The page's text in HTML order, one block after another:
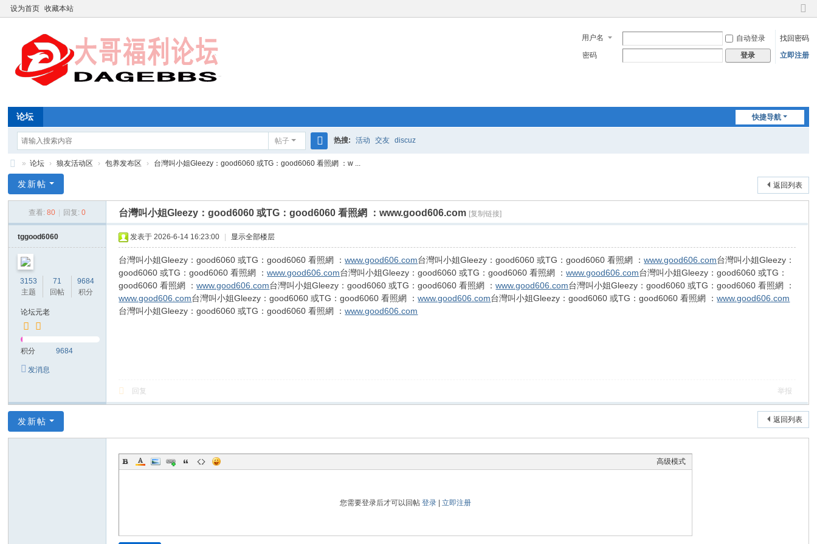
设为首页 收藏本站
切
到
窄
用户名 自动登录
找回密码
密码
登录 立即注册
快捷导航
论坛
帖子
搜
热搜: 活动 交友 discuz
利
坛
» 论坛 › 狼友活动区 › 包养发布区 › 台灣叫小姐Gleezy：good6060 或TG：good6060 看照網 ：w ...
返回列表
发新帖
查看: 80 回复: 0 台灣叫小姐Gleezy：good6060 或TG：good6060 看照網 ：www.good606.com [复制链接]
tggood6060
3153
主题
71
回帖
9684
积分
论坛元老
积分 9684
发消息
发表于 2026-6-14 16:23:00 显示全部楼层
台灣叫小姐Gleezy：good6060 或TG：good6060 看照網 ：www.good606.com台灣叫小姐Gleezy：good6060 或TG：good6060 看照網 ：www.good606.com台灣叫小姐Gleezy：
good6060 或TG：good6060 看照網 ：www.good606.com台灣叫小姐Gleezy：good6060 或TG：good6060 看照網 ：www.good606.com台灣叫小姐Gleezy：good6060 或TG：
good6060 看照網 ：www.good606.com台灣叫小姐Gleezy：good6060 或TG：good6060 看照網 ：www.good606.com台灣叫小姐Gleezy：good6060 或TG：good6060 看照網 ：
www.good606.com台灣叫小姐Gleezy：good6060 或TG：good6060 看照網 ：www.good606.com台灣叫小姐Gleezy：good6060 或TG：good6060 看照網 ：www.good606.com
台灣叫小姐Gleezy：good6060 或TG：good6060 看照網 ：www.good606.com
回复 举报
返回列表
发新帖
高级模式
您需要登录后才可以回帖登录 |立即注册